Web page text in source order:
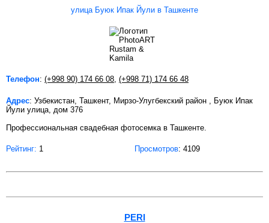
улица Буюк Ипак Йули в Ташкенте
Телефон: (+998 90) 174 66 08 (+998 71) 174 66 48
Адрес: Узбекистан, Ташкент, Мирзо-Улугбекский район , Буюк Ипак
Йули улица, дом 376
Профессиональная свадебная фотосемка в Ташкенте.
Рейтинг: 1 Просмотров: 4109
PERI